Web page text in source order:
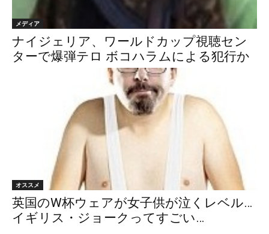
メディア
ナイジェリア、ワールドカップ視聴セン
ターで爆弾テロ ボコハラムによる犯行か
オススメ
英国のW杯ウェアが女子供が泣くレベル…
イギリス・ジョークってすごい…